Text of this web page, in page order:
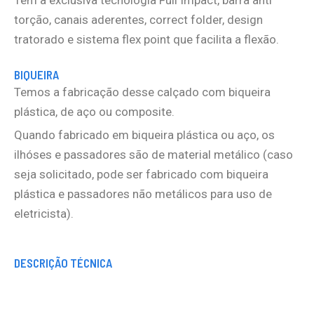
torção, canais aderentes, correct folder, design
tratorado e sistema flex point que facilita a flexão.
BIQUEIRA
Temos a fabricação desse calçado com biqueira
plástica, de aço ou composite.
Quando fabricado em biqueira plástica ou aço, os
ilhóses e passadores são de material metálico (caso
seja solicitado, pode ser fabricado com biqueira
plástica e passadores não metálicos para uso de
eletricista).
DESCRIÇÃO TÉCNICA